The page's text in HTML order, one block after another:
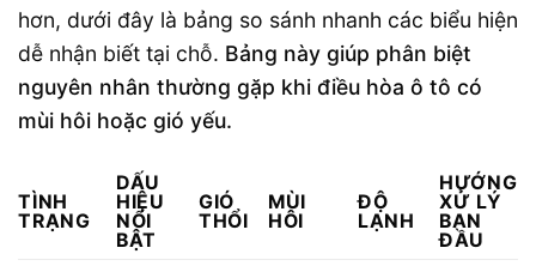
hơn, dưới đây là bảng so sánh nhanh các biểu hiện
dễ nhận biết tại chỗ. Bảng này giúp phân biệt
nguyên nhân thường gặp khi điều hòa ô tô có
mùi hôi hoặc gió yếu.
TÌNH
TRẠNG
DẤU
HIỆU
NỔI
BẬT
GIÓ
THỔI
MÙI
HÔI
ĐỘ
LẠNH
HƯỚNG
XỬ LÝ
BAN
ĐẦU